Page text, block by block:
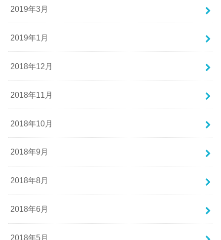
2019年3月
2019年1月
2018年12月
2018年11月
2018年10月
2018年9月
2018年8月
2018年6月
2018年5月